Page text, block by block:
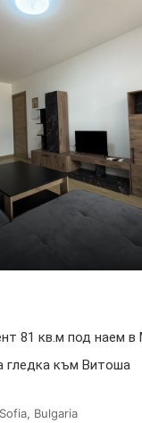
81 кв.м под наем в
гледка към Витоша
Bulgaria